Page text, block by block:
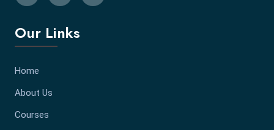
Our Links
Home
About Us
Courses